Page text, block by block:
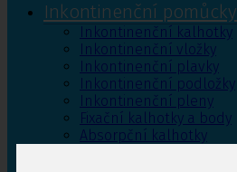
Inkontinenční pomůcky
Inkontinenční kalhotky
Inkontinenční vložky
Inkontinenční plavky
Inkontinenční podložky
Inkontinenční pleny
Fixační kalhotky a body
Absorpční kalhotky